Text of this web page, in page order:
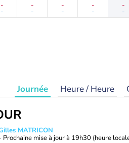
-
-
-
-
-
-
-
-
-
-
Journée Heure / Heure
MATRICON
Prochaine mise à jour à 19h30 (heure